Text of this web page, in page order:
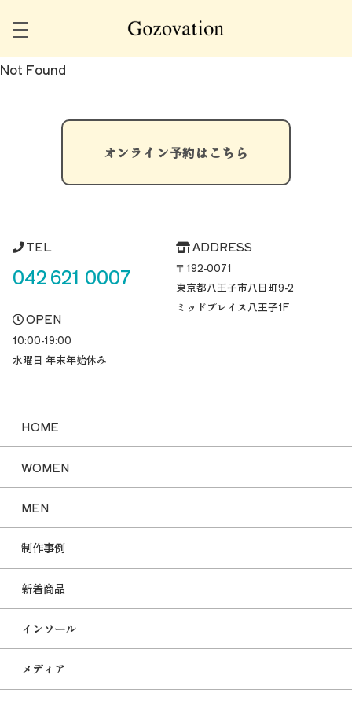
Not Found
オンライン予約はこちら
TEL
042 621 0007
OPEN
10:00-19:00
水曜日 年末年始休み
ADDRESS
〒192-0071
東京都八王子市八日町9-2
ミッドプレイス八王子1F
HOME
WOMEN
MEN
制作事例
新着商品
インソール
メディア